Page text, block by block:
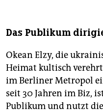
Das Publikum
Okean Elzy, die
Heimat kultisch
im Berliner Metropol
seit 30 Jahren im Biz,
Publikum und nutzt